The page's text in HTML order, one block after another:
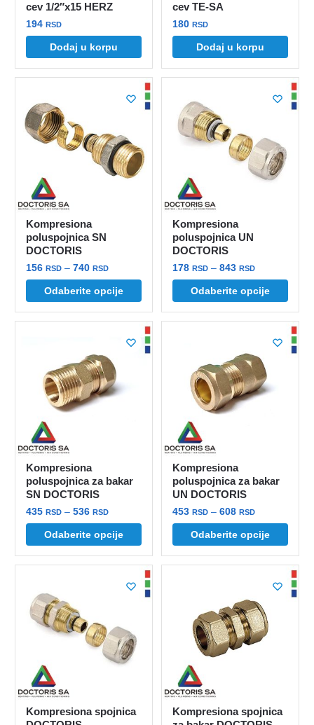
cev 1/2″x15 HERZ
194RSD
Dodaj u korpu
cev TE-SA
180RSD
Dodaj u korpu
Kompresiona
poluspojnica SN
DOCTORIS
156RSD – 740RSDRaspon
cena:
od
156 rsd
740 rsd
Odaberite opcije
Ovaj
ima
Opcije
mogu
izabrane
na
proizvoda.
Kompresiona
poluspojnica UN
DOCTORIS
178RSD – 843RSDRaspon
cena:
od
178 rsd
843 rsd
Odaberite opcije
Ovaj
ima
Opcije
mogu
izabrane
na
proizvoda.
Kompresiona
poluspojnica za bakar
SN DOCTORIS
435RSD – 536RSDRaspon
cena:
od
435 rsd
536 rsd
Odaberite opcije
Ovaj
ima
varijanti.
Opcije
mogu
izabrane
na
proizvoda.
Kompresiona
poluspojnica za bakar
UN DOCTORIS
453RSD – 608RSDRaspon
cena:
od
453 rsd
608 rsd
Odaberite opcije
Ovaj
ima
Opcije
mogu
izabrane
na
proizvoda.
Kompresiona spojnica
Kompresiona spojnica